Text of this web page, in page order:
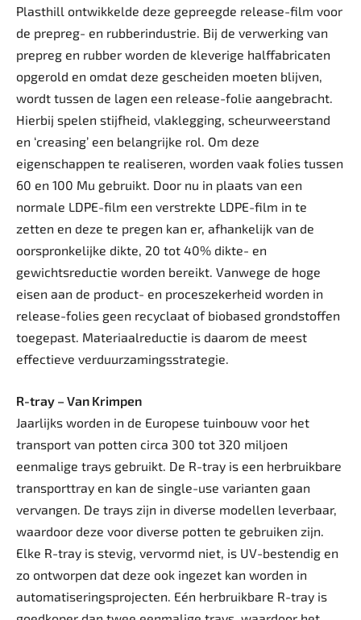
Plasthill ontwikkelde deze gepreegde release-film voor
de prepreg- en rubberindustrie. Bij de verwerking van
prepreg en rubber worden de kleverige halffabricaten
opgerold en omdat deze gescheiden moeten blijven,
wordt tussen de lagen een release-folie aangebracht.
Hierbij spelen stijfheid, vlaklegging, scheurweerstand
en ‘creasing’ een belangrijke rol. Om deze
eigenschappen te realiseren, worden vaak folies tussen
60 en 100 Mu gebruikt. Door nu in plaats van een
normale LDPE-film een verstrekte LDPE-film in te
zetten en deze te pregen kan er, afhankelijk van de
oorspronkelijke dikte, 20 tot 40% dikte- en
gewichtsreductie worden bereikt. Vanwege de hoge
eisen aan de product- en proceszekerheid worden in
release-folies geen recyclaat of biobased grondstoffen
toegepast. Materiaalreductie is daarom de meest
effectieve verduurzamingsstrategie.
R-tray – Van Krimpen
Jaarlijks worden in de Europese tuinbouw voor het
transport van potten circa 300 tot 320 miljoen
eenmalige trays gebruikt. De R-tray is een herbruikbare
transporttray en kan de single-use varianten gaan
vervangen. De trays zijn in diverse modellen leverbaar,
waardoor deze voor diverse potten te gebruiken zijn.
Elke R-tray is stevig, vervormd niet, is UV-bestendig en
zo ontworpen dat deze ook ingezet kan worden in
automatiseringsprojecten. Eén herbruikbare R-tray is